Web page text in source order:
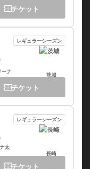
confirmation_numberチケット
レギュラーシーズン
ーナ 茨城
confirmation_numberチケット
レギュラーシーズン
太
長崎
confirmation_numberチケット